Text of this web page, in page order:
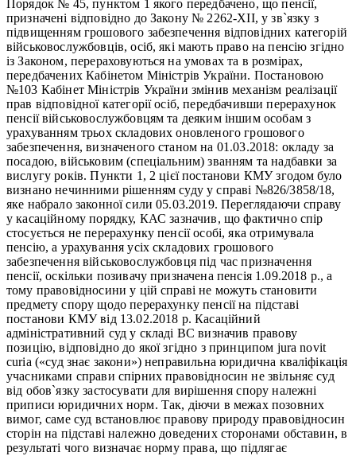
Порядок № 45, пунктом 1 якого передбачено, що пенсії,
призначені відповідно до Закону № 2262-ХІІ, у зв`язку з
підвищенням грошового забезпечення відповідних категорій
військовослужбовців, осіб, які мають право на пенсію згідно
із Законом, перераховуються на умовах та в розмірах,
передбачених Кабінетом Міністрів України. Постановою
№103 Кабінет Міністрів України змінив механізм реалізації
прав відповідної категорії осіб, передбачивши перерахунок
пенсії військовослужбовцям та деяким іншим особам з
урахуванням трьох складових оновленого грошового
забезпечення, визначеного станом на 01.03.2018: окладу за
посадою, військовим (спеціальним) званням та надбавки за
вислугу років. Пункти 1, 2 цієї постанови КМУ згодом було
визнано нечинними рішенням суду у справі №826/3858/18,
яке набрало законної сили 05.03.2019. Переглядаючи справу
у касаційному порядку, КАС зазначив, що фактично спір
стосується не перерахунку пенсії особі, яка отримувала
пенсію, а урахування усіх складових грошового
забезпечення військовослужбовця під час призначення
пенсії, оскільки позивачу призначена пенсія 1.09.2018 р., а
тому правовідносини у цій справі не можуть становити
предмету спору щодо перерахунку пенсії на підставі
постанови КМУ від 13.02.2018 р. Касаційний
адміністративний суд у складі ВС визначив правову
позицію, відповідно до якої згідно з принципом jura novit
curia («суд знає закони») неправильна юридична кваліфікація
учасниками справи спірних правовідносин не звільняє суд
від обов`язку застосувати для вирішення спору належні
приписи юридичних норм. Так, діючи в межах позовних
вимог, саме суд встановлює правову природу правовідносин
сторін на підставі належно доведених сторонами обставин, в
результаті чого визначає норму права, що підлягає